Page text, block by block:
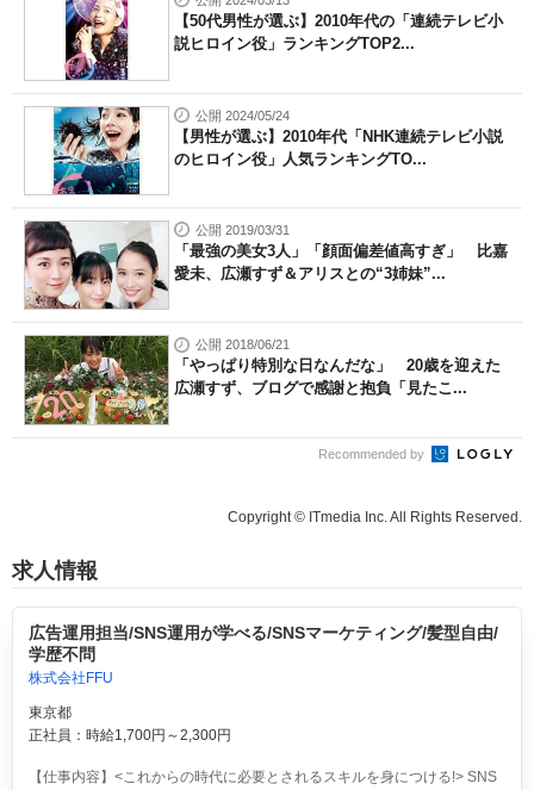
【50代男性が選ぶ】2010年代の「連続テレビ小
説ヒロイン役」ランキングTOP2...
公開 2024/05/24
【男性が選ぶ】2010年代「NHK連続テレビ小説
のヒロイン役」人気ランキングTO...
公開 2019/03/31
「最強の美女3人」「顔面偏差値高すぎ」 比嘉
愛未、広瀬すず＆アリスとの“3姉妹”...
公開 2018/06/21
「やっぱり特別な日なんだな」 20歳を迎えた
広瀬すず、ブログで感謝と抱負「見たこ...
Recommended by
Copyright © ITmedia Inc. All Rights Reserved.
求人情報
広告運用担当/SNS運用が学べる/SNSマーケティング/髪型自由/
学歴不問
株式会社FFU
東京都
正社員：時給1,700円～2,300円
【仕事内容】<これからの時代に必要とされるスキルを身につける!> SNS